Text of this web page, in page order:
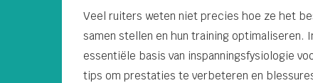
Veel ruiters weten niet precies hoe ze het
samen stellen en hun training optimaliseren.
essentiële basis van inspanningsfysiologie
tips om prestaties te verbeteren en